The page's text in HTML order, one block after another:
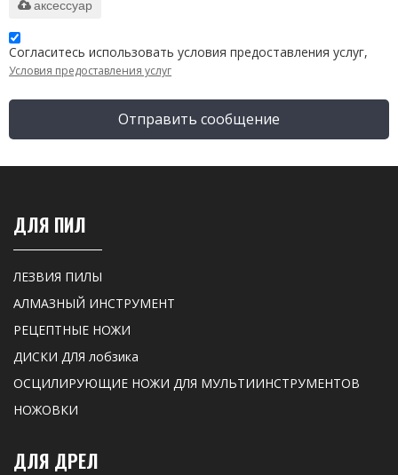
аксессуар
Согласитесь использовать условия предоставления услуг,
Условия предоставления услуг
Отправить сообщение
ДЛЯ ПИЛ
ЛЕЗВИЯ ПИЛЫ
АЛМАЗНЫЙ ИНСТРУМЕНТ
РЕЦЕПТНЫЕ НОЖИ
ДИСКИ ДЛЯ лобзика
ОСЦИЛИРУЮЩИЕ НОЖИ ДЛЯ МУЛЬТИИНСТРУМЕНТОВ
НОЖОВКИ
ДЛЯ ДРЕЛ